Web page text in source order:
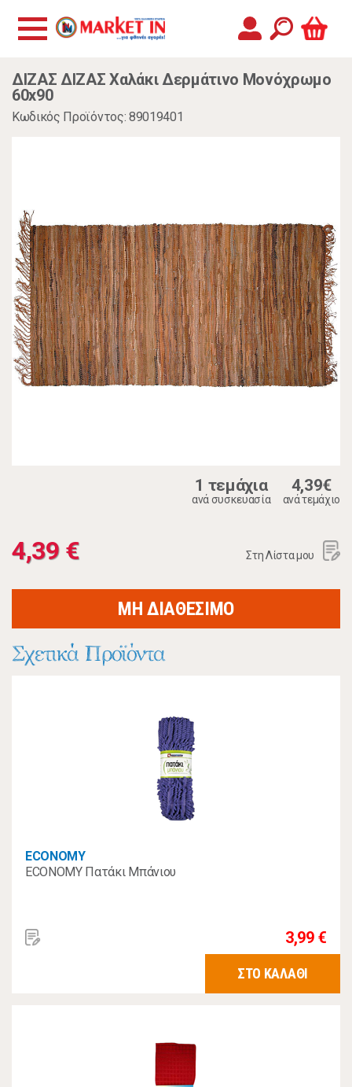
ΔΙΖΑΣ ΔΙΖΑΣ Χαλάκι Δερμάτινο Μονόχρωμο
60x90
Κωδικός Προϊόντος: 89019401
1 τεμάχια
ανά συσκευασία
4,39€
ανά τεμάχιο
4,39 € Στη Λίστα μου
ΜΗ ΔΙΑΘΕΣΙΜΟ
Σχετικά Προϊόντα
ECONOMY
ECONOMY Πατάκι Μπάνιου
3,99 €
ΣΤΟ ΚΑΛΑΘΙ